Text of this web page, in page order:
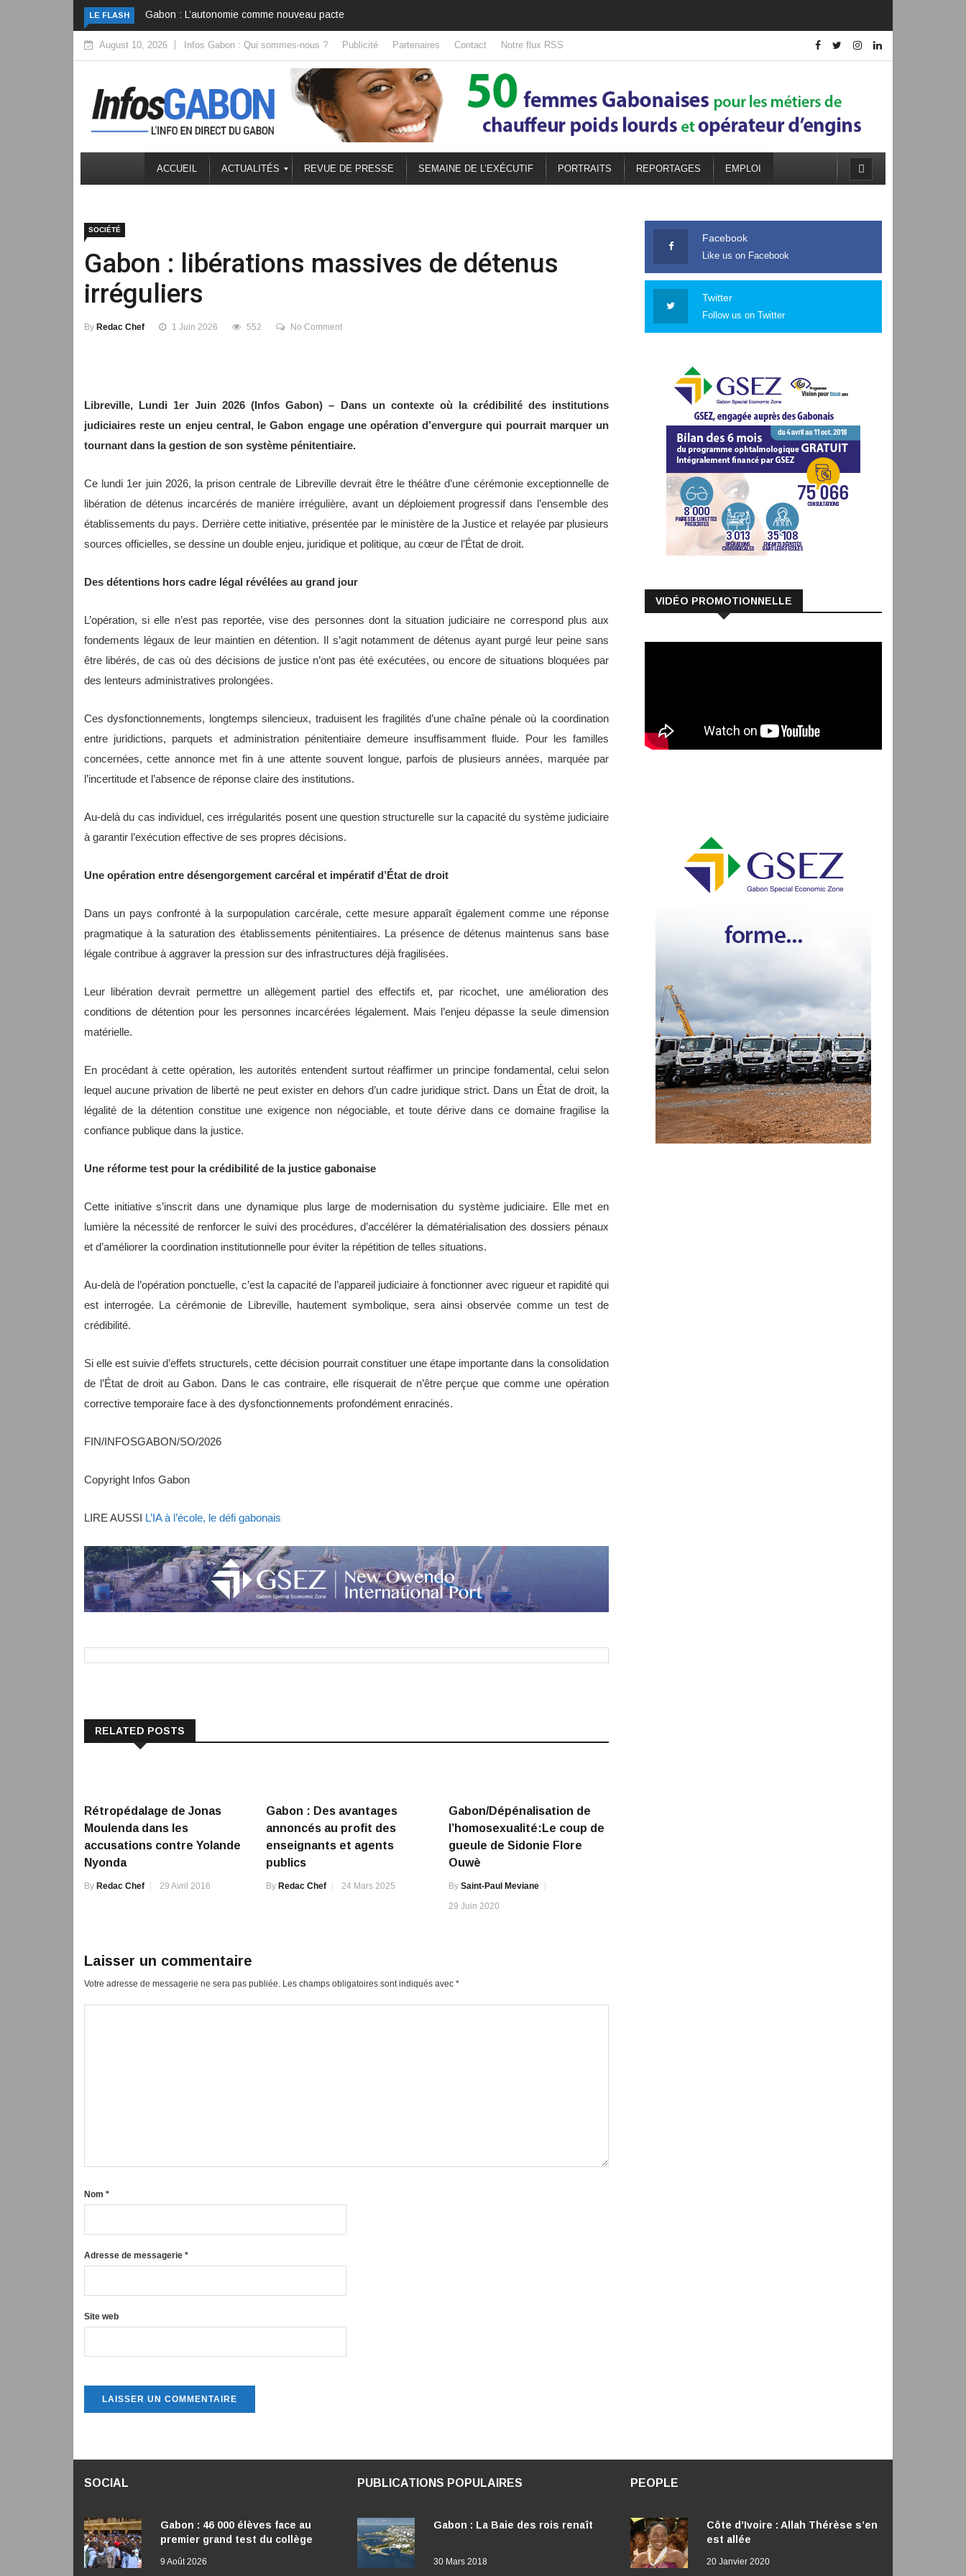
LE FLASH
comme nouveau pacteGabon – Monaco : Le pari vert
August 10, 2026 Infos Gabon : Qui sommes-nous ? Publicité Partenaires Contact Notre flux RSS
ACCUEIL ACTUALITÉS REVUE DE PRESSE SEMAINE DE L’EXÉCUTIF PORTRAITS REPORTAGES EMPLOI
SOCIÉTÉ
Gabon : libérations massives de détenus
irréguliers
By Redac Chef 1 Juin 2026 552 No Comment
Libreville, Lundi 1er Juin 2026 (Infos Gabon) – Dans un contexte où la crédibilité des institutions
judiciaires reste un enjeu central, le Gabon engage une opération d’envergure qui pourrait marquer un
tournant dans la gestion de son système pénitentiaire.
Ce lundi 1er juin 2026, la prison centrale de Libreville devrait être le théâtre d’une cérémonie exceptionnelle de
libération de détenus incarcérés de manière irrégulière, avant un déploiement progressif dans l’ensemble des
établissements du pays. Derrière cette initiative, présentée par le ministère de la Justice et relayée par plusieurs
sources officielles, se dessine un double enjeu, juridique et politique, au cœur de l’État de droit.
Des détentions hors cadre légal révélées au grand jour
L’opération, si elle n’est pas reportée, vise des personnes dont la situation judiciaire ne correspond plus aux
fondements légaux de leur maintien en détention. Il s’agit notamment de détenus ayant purgé leur peine sans
être libérés, de cas où des décisions de justice n’ont pas été exécutées, ou encore de situations bloquées par
des lenteurs administratives prolongées.
Ces dysfonctionnements, longtemps silencieux, traduisent les fragilités d’une chaîne pénale où la coordination
entre juridictions, parquets et administration pénitentiaire demeure insuffisamment fluide. Pour les familles
concernées, cette annonce met fin à une attente souvent longue, parfois de plusieurs années, marquée par
l’incertitude et l’absence de réponse claire des institutions.
Au-delà du cas individuel, ces irrégularités posent une question structurelle sur la capacité du système judiciaire
à garantir l’exécution effective de ses propres décisions.
Une opération entre désengorgement carcéral et impératif d’État de droit
Dans un pays confronté à la surpopulation carcérale, cette mesure apparaît également comme une réponse
pragmatique à la saturation des établissements pénitentiaires. La présence de détenus maintenus sans base
légale contribue à aggraver la pression sur des infrastructures déjà fragilisées.
Leur libération devrait permettre un allègement partiel des effectifs et, par ricochet, une amélioration des
conditions de détention pour les personnes incarcérées légalement. Mais l’enjeu dépasse la seule dimension
matérielle.
En procédant à cette opération, les autorités entendent surtout réaffirmer un principe fondamental, celui selon
lequel aucune privation de liberté ne peut exister en dehors d’un cadre juridique strict. Dans un État de droit, la
légalité de la détention constitue une exigence non négociable, et toute dérive dans ce domaine fragilise la
confiance publique dans la justice.
Une réforme test pour la crédibilité de la justice gabonaise
Cette initiative s’inscrit dans une dynamique plus large de modernisation du système judiciaire. Elle met en
lumière la nécessité de renforcer le suivi des procédures, d’accélérer la dématérialisation des dossiers pénaux
et d’améliorer la coordination institutionnelle pour éviter la répétition de telles situations.
Au-delà de l’opération ponctuelle, c’est la capacité de l’appareil judiciaire à fonctionner avec rigueur et rapidité qui
est interrogée. La cérémonie de Libreville, hautement symbolique, sera ainsi observée comme un test de
crédibilité.
Si elle est suivie d’effets structurels, cette décision pourrait constituer une étape importante dans la consolidation
de l’État de droit au Gabon. Dans le cas contraire, elle risquerait de n’être perçue que comme une opération
corrective temporaire face à des dysfonctionnements profondément enracinés.
FIN/INFOSGABON/SO/2026
Copyright Infos Gabon
LIRE AUSSI L’IA à l’école, le défi gabonais
RELATED POSTS
Rétropédalage de Jonas
Moulenda dans les
accusations contre Yolande
Nyonda
By Redac Chef 29 Avril 2016
Gabon : Des avantages
annoncés au profit des
enseignants et agents
publics
ByRedac Chef 24 Mars 2025
Gabon/Dépénalisation de
l’homosexualité:Le coup de
gueule de Sidonie Flore
Ouwè
By Saint-Paul Meviane
29 Juin 2020
Laisser un commentaire
Votre adresse de messagerie ne sera pas publiée. Les champs obligatoires sont indiqués avec *
Nom *
Adresse de messagerie *
Site web
Facebook
Like us on Facebook
Twitter
Follow us on Twitter
VIDÉO PROMOTIONNELLE
SOCIAL
Gabon : 46 000 élèves face au
premier grand test du collège
9 Août 2026
PUBLICATIONS POPULAIRES
Gabon : La Baie des rois renaît
30 Mars 2018
PEOPLE
Côte d’Ivoire : Allah Thérèse s’en
est allée
20 Janvier 2020